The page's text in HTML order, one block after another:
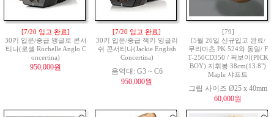
[7/20 입고 완료]
30키 입문/중급 앵글로 콘서
티나(로셸 Rochelle Anglo C
oncertina)
950,000원
[7/20 입고 완료]
30키 입문/중급 잭키 잉글리
쉬 콘서티나(Jackie English
Concertina)
음역대: G3 ~ C6
950,000원
[79]
[5월 26일 신규입고 완료/
무라마츠 PK 524와 동일/ F
T-250CD350 / 픽보이(PICK
BOY) 지휘봉 38cm(13.8")
Maple 샤프트
그립 사이즈 Ø25 x 40mm
60,000원